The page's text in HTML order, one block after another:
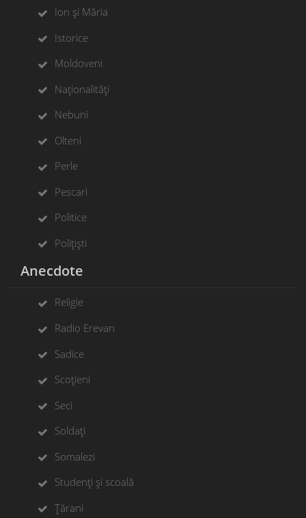
Ion și Măria
Istorice
Moldoveni
Naționalități
Nebuni
Olteni
Perle
Pescari
Politice
Polițiști
Anecdote
Religie
Radio Erevan
Sadice
Scoțieni
Seci
Soldați
Somalezi
Studenți și scoală
Țărani